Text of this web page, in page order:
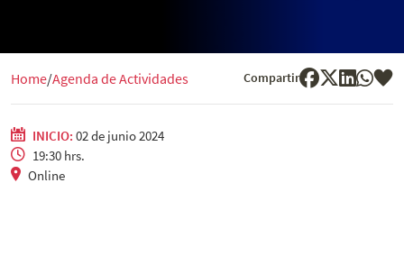
Home Agenda de Actividades Compartir
INICIO: 02 de junio 2024
19:30 hrs.
Online